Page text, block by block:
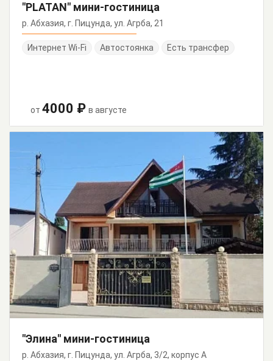
"PLATAN" мини-гостиница
р. Абхазия, г. Пицунда, ул. Агрба, 21
Интернет Wi-Fi Автостоянка Есть трансфер
от 4000 ₽ в августе
"Элина" мини-гостиница
р. Абхазия, г. Пицунда, ул. Агрба, 3/2, корпус А